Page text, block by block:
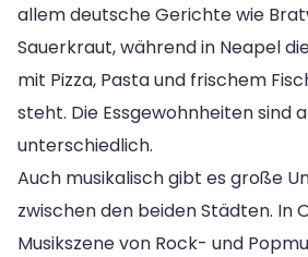
allem deutsche Gerichte wie
Sauerkraut, während in Neapel
mit Pizza, Pasta und frischem
steht. Die Essgewohnheiten sind
unterschiedlich.
Auch musikalisch gibt es große
zwischen den beiden Städten. In
Musikszene von Rock- und